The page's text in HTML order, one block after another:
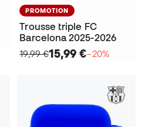
PROMOTION
Trousse triple FC
Barcelona 2025-2026
19,99 €15,99 €−20%